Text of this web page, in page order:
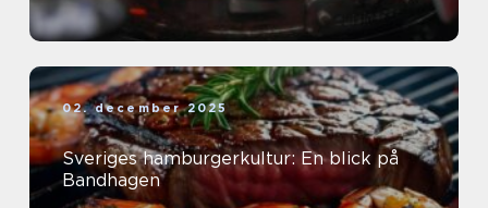
02. december 2025
Sveriges hamburgerkultur: En blick på
Bandhagen